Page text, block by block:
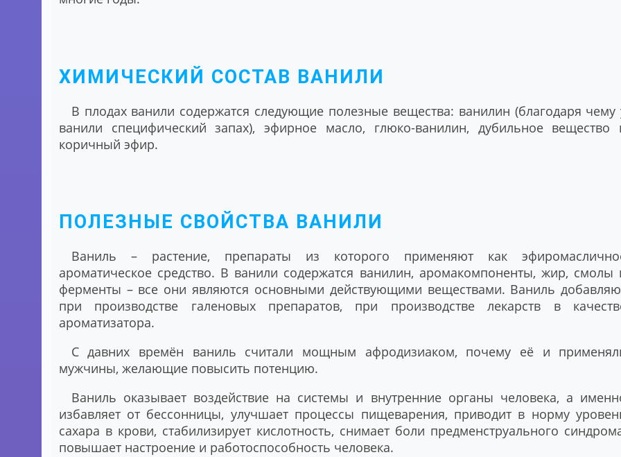
ХИМИЧЕСКИЙ СОСТАВ ВАНИЛИ
В плодах ванили содержатся следующие полезные вещества: ванилин (благодаря чему
ванили специфический запах), эфирное масло, глюко-ванилин, дубильное вещество
коричный эфир.
ПОЛЕЗНЫЕ СВОЙСТВА ВАНИЛИ
Ваниль – растение, препараты из которого применяют как
ароматическое средство. В ванили содержатся ванилин, аромакомпоненты, жир, смолы
ферменты – все они являются основными действующими веществами. Ваниль
при производстве галеновых препаратов, при производстве лекарств в
ароматизатора.
С давних времён ваниль считали мощным афродизиаком, почему её и
мужчины, желающие повысить потенцию.
Ваниль оказывает воздействие на системы и внутренние органы человека, а
избавляет от бессонницы, улучшает процессы пищеварения, приводит в норму
сахара в крови, стабилизирует кислотность, снимает боли предменструального
повышает настроение и работоспособность человека.